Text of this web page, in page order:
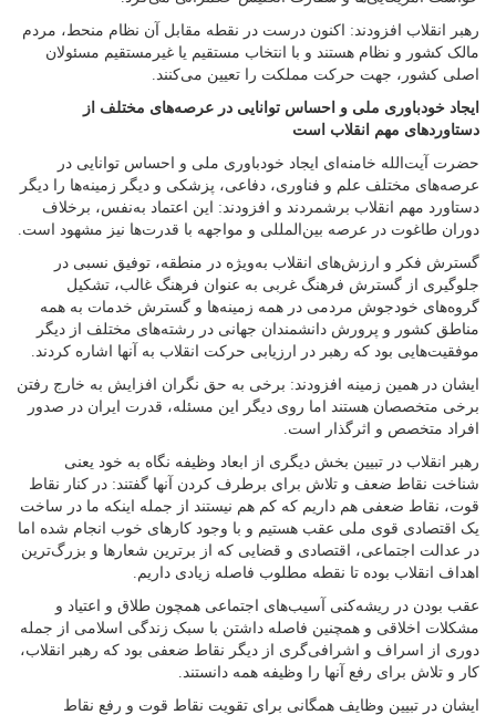
رهبر انقلاب افزودند: اکنون درست در نقطه مقابل آن نظام منحط، مردم
مالک کشور و نظام هستند و با انتخاب مستقیم یا غیرمستقیم مسئولان
اصلی کشور، جهت حرکت مملکت را تعیین می‌کنند.
ایجاد خودباوری ملی و احساس توانایی در عرصه‌های مختلف از
دستاوردهای مهم انقلاب است
حضرت آیت‌الله خامنه‌ای ایجاد خودباوری ملی و احساس توانایی در
عرصه‌های مختلف علم و فناوری، دفاعی، پزشکی و دیگر زمینه‌ها را دیگر
دستاورد مهم انقلاب برشمردند و افزودند: این اعتماد به‌نفس، برخلاف
دوران طاغوت در عرصه بین‌المللی و مواجهه با قدرت‌ها نیز مشهود است.
گسترش فکر و ارزش‌های انقلاب به‌ویژه در منطقه، توفیق نسبی در
جلوگیری از گسترش فرهنگ غربی به عنوان فرهنگ غالب، تشکیل
گروه‌های خودجوش مردمی در همه زمینه‌ها و گسترش خدمات به همه
مناطق کشور و پرورش دانشمندان جهانی در رشته‌های مختلف از دیگر
موفقیت‌هایی بود که رهبر در ارزیابی حرکت انقلاب به آنها اشاره کردند.
ایشان در همین زمینه افزودند: برخی به حق نگران افزایش به خارج رفتن
برخی متخصصان هستند اما روی دیگر این مسئله، قدرت ایران در صدور
افراد متخصص و اثرگذار است.
رهبر انقلاب در تبیین بخش دیگری از ابعاد وظیفه نگاه به خود یعنی
شناخت نقاط ضعف و تلاش برای برطرف کردن آنها گفتند: در کنار نقاط
قوت، نقاط ضعفی هم داریم که کم هم نیستند از جمله اینکه ما در ساخت
یک اقتصادی قوی ملی عقب هستیم و با وجود کارهای خوب انجام شده اما
در عدالت اجتماعی، اقتصادی و قضایی که از برترین شعارها و بزرگ‌ترین
اهداف انقلاب بوده تا نقطه مطلوب فاصله زیادی داریم.
عقب بودن در ریشه‌کنی آسیب‌های اجتماعی همچون طلاق و اعتیاد و
مشکلات اخلاقی و همچنین فاصله داشتن با سبک زندگی اسلامی از جمله
دوری از اسراف و اشرافی‌گری از دیگر نقاط ضعفی بود که رهبر انقلاب،
کار و تلاش برای رفع آنها را وظیفه همه دانستند.
ایشان در تبیین وظایف همگانی برای تقویت نقاط قوت و رفع نقاط